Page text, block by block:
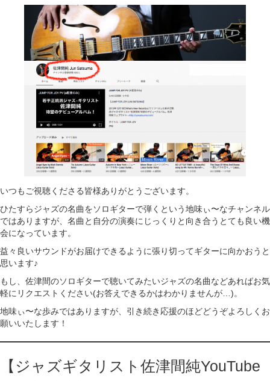
いつもご視聴くださる皆様ありがとうございます。
ひたすらジャズの名曲をソロギターで弾くという地味ぃ〜なチャンネル
ではありますが、名曲と自分の演奏にじっくりと向き合うとても良い機
会になっています。
益々良いサウンドがお届けできるように張り切ってギターに向かおうと
思います♪
もし、佐津間のソロギターで聴いてみたいジャズの名曲などあればお気
軽にリクエストください(お答えできるかはわかりませんが…)。
地味ぃ〜な歩みではありますが、引き続き応援のほどどうぞよろしくお
願いいたします！
【ジャズギタリスト佐津間純YouTube